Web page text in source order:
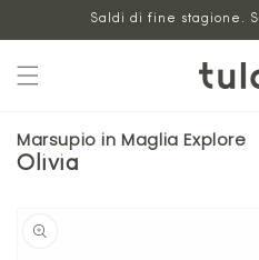
contenuto
Saldi di fine stagione.
Marsupio in Maglia Explore
Olivia
informazioni